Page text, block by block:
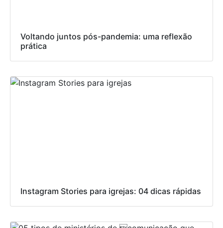
Voltando juntos pós-pandemia: uma reflexão
prática
Instagram Stories para igrejas: 04 dicas rápidas